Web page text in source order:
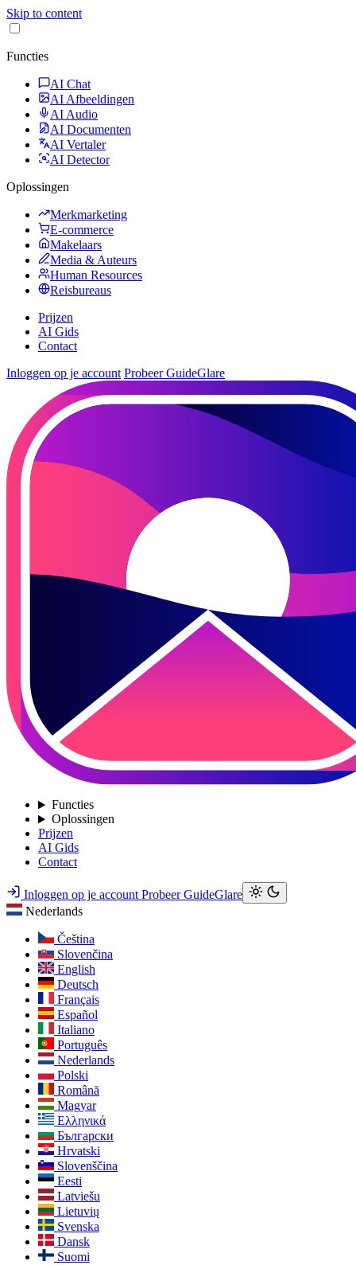
Skip to content
Functies
AI Chat
AI Afbeeldingen
AI Audio
AI Documenten
AI Vertaler
AI Detector
Oplossingen
Merkmarketing
E-commerce
Makelaars
Media & Auteurs
Human Resources
Reisbureaus
Prijzen
AI Gids
Contact
Inloggen op je account Probeer GuideGlare
Functies
Oplossingen
Prijzen
AI Gids
Contact
Inloggen op je account Probeer GuideGlare
Nederlands
Čeština
Slovenčina
English
Deutsch
Français
Español
Italiano
Português
Nederlands
Polski
Română
Magyar
Ελληνικά
Български
Hrvatski
Slovenščina
Eesti
Latviešu
Lietuvių
Svenska
Dansk
Suomi